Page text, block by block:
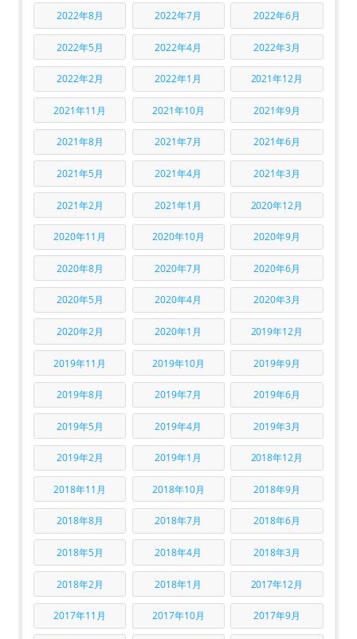
2022年8月 2022年7月 2022年6月
2022年5月 2022年4月 2022年3月
2022年2月 2022年1月 2021年12月
2021年11月 2021年10月 2021年9月
2021年8月 2021年7月 2021年6月
2021年5月 2021年4月 2021年3月
2021年2月 2021年1月 2020年12月
2020年11月 2020年10月 2020年9月
2020年8月 2020年7月 2020年6月
2020年5月 2020年4月 2020年3月
2020年2月 2020年1月 2019年12月
2019年11月 2019年10月 2019年9月
2019年8月 2019年7月 2019年6月
2019年5月 2019年4月 2019年3月
2019年2月 2019年1月 2018年12月
2018年11月 2018年10月 2018年9月
2018年8月 2018年7月 2018年6月
2018年5月 2018年4月 2018年3月
2018年2月 2018年1月 2017年12月
2017年11月 2017年10月 2017年9月